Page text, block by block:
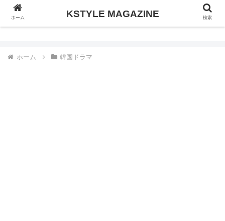
KSTYLE MAGAZINE
ホーム 韓国ドラマ
ホーム KSTYLE MAGAZINE 検索